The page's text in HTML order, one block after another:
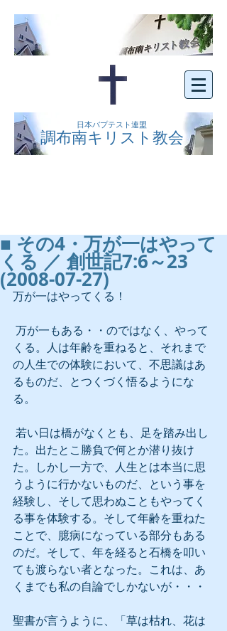
日本バプテスト連盟
調布南キリスト教会
■ その4・万が一はやって
くる ／ 創世記7:6～23
(2008-07-27)
万が一はやってくる！
くる。人は年齢を重ねると、それまで
の人生での体験において、不思議はあ
るものだ、とつくづく悟るようにな
る。
た。出たとこ勝負で何とか潜り抜け
た。しかし一方で、人生とは本当に思
うように行かないものだ、という事を
経験し、そして思わぬこともやってく
る事を体験する。そして年齢を重ねた
ことで、臆病になっている部分もある
のだ。そして、年を経ると石橋を叩い
ても渡らない者となった。これは、あ
くまでも私の自論でしかないが・・・
聖書が言うように、「草は枯れ、花は